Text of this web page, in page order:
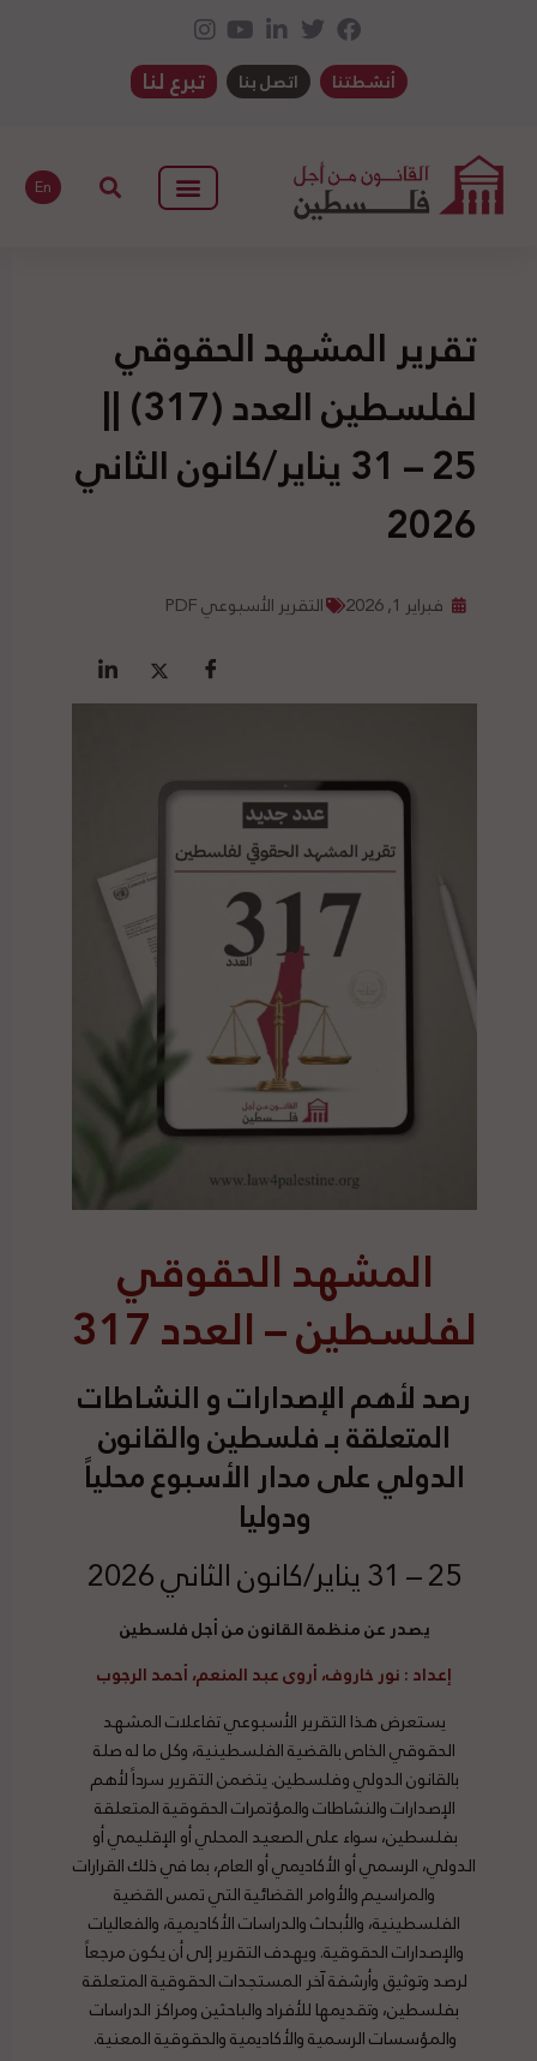
أنشطتنا اتصل بنا تبرع لنا
En
تقرير المشهد الحقوقي
لفلسطين العدد (317) ||
25 – 31 يناير/كانون الثاني
2026
فبراير 1, 2026 التقرير الأسبوعي PDF
المشهد الحقوقي
لفلسطين – العدد 317
رصدلأهم الإصدارات و النشاطات
المتعلقة بـ فلسطين والقانون
الدولي على مدار الأسبوع محلياً
ودوليا
25 – 31 يناير/كانون الثاني 2026
يصدر عن منظمة القانون من أجل فلسطين
إعداد: نور خاروف، أروى عبد المنعم، أحمد الرجوب
يستعرض هذا التقرير الأسبوعي تفاعلات المشهد
الحقوقي الخاص بالقضية الفلسطينية، وكل ما له صلة
بالقانون الدولي وفلسطين. يتضمن التقرير سرداً لأهم
الإصدارات والنشاطات والمؤتمرات الحقوقية المتعلقة
بفلسطين، سواء على الصعيد المحلي أو الإقليمي أو
الدولي، الرسمي أو الأكاديمي أو العام، بما في ذلك القرارات
والمراسيم والأوامر القضائية التي تمس القضية
الفلسطينية، والأبحاث والدراسات الأكاديمية، والفعاليات
والإصدارات الحقوقية. ويهدف التقرير إلى أن يكون مرجعاً
لرصد وتوثيق وأرشفة آخر المستجدات الحقوقية المتعلقة
بفلسطين، وتقديمها للأفراد والباحثين ومراكز الدراسات
والمؤسسات الرسمية والأكاديمية والحقوقية المعنية.